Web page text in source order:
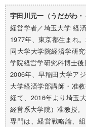
宇田川元一（うだがわ・
経営学者／埼玉大学 経
1977年、東京都生まれ
同大学大学院経済学研
学院経営学研究科博士後
2006年、早稲田大学ア
大学経済学部講師・准
経て、2016年より埼玉
経営系大学院）准教授。
専門は、経営戦略論、